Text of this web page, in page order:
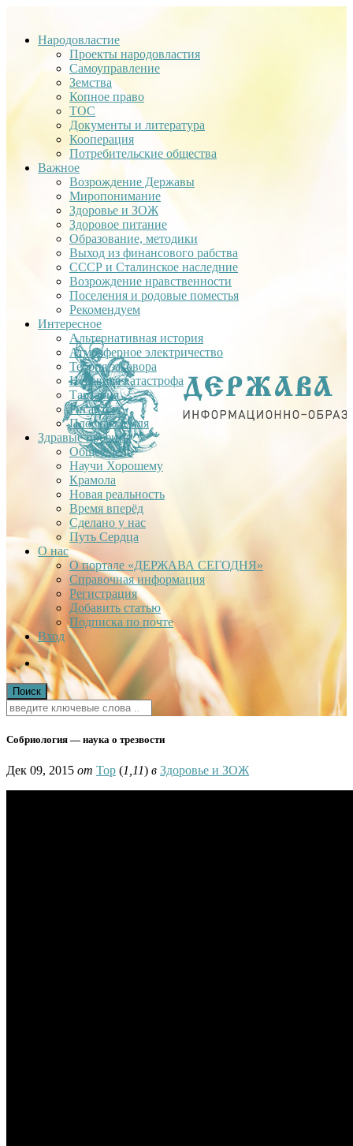
Народовластие
Проекты народовластия
Самоуправление
Земства
Копное право
ТОС
Документы и литература
Кооперация
Потребительские общества
Важное
Возрождение Державы
Миропонимание
Здоровье и ЗОЖ
Здоровое питание
Образование, методики
Выход из финансового рабства
СССР и Сталинское наследние
Возрождение нравственности
Поселения и родовые поместья
Рекомендуем
Интересное
Альтернативная история
Атмосферное электричество
Теория заговора
Недавняя катастрофа
Тартария
Гиганты
Плоская Земля
Здравые проекты
Общее дело
Научи Хорошему
Крамола
Новая реальность
Время вперёд
Сделано у нас
Путь Сердца
О нас
О портале «ДЕРЖАВА СЕГОДНЯ»
Справочная информация
Регистрация
Добавить статью
Подписка по почте
Вход
Собриология — наука о трезвости
Дек 09, 2015 от Тор (1,11) в Здоровье и ЗОЖ